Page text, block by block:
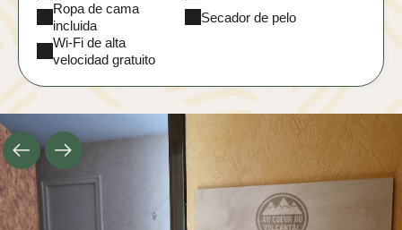
Ropa de cama
incluida
Secador de pelo
Wi-Fi de alta
velocidad gratuito